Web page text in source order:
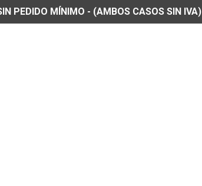
PEDIDO MÍNIMO - (AMBOS CASOS SIN IVA)